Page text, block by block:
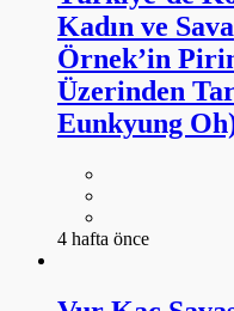
4 hafta önce
Vur Kaç
Şiirine
Üstüner)